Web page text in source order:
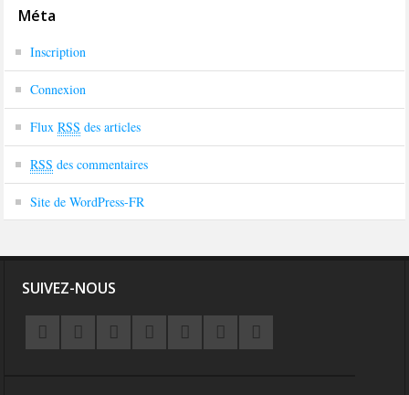
Méta
Inscription
Connexion
FluxRSS des articles
RSS des commentaires
Site de WordPress-FR
SUIVEZ-NOUS